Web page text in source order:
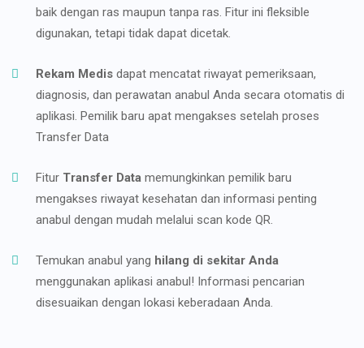
baik dengan ras maupun tanpa ras. Fitur ini fleksible
digunakan, tetapi tidak dapat dicetak.
Rekam Medis dapat mencatat riwayat pemeriksaan,
diagnosis, dan perawatan anabul Anda secara otomatis di
aplikasi. Pemilik baru apat mengakses setelah proses
Transfer Data
Fitur Transfer Data memungkinkan pemilik baru
mengakses riwayat kesehatan dan informasi penting
anabul dengan mudah melalui scan kode QR.
Temukan anabul yang hilang di sekitar Anda
menggunakan aplikasi anabul! Informasi pencarian
disesuaikan dengan lokasi keberadaan Anda.